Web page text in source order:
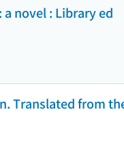
novel : Library ed
Translated from